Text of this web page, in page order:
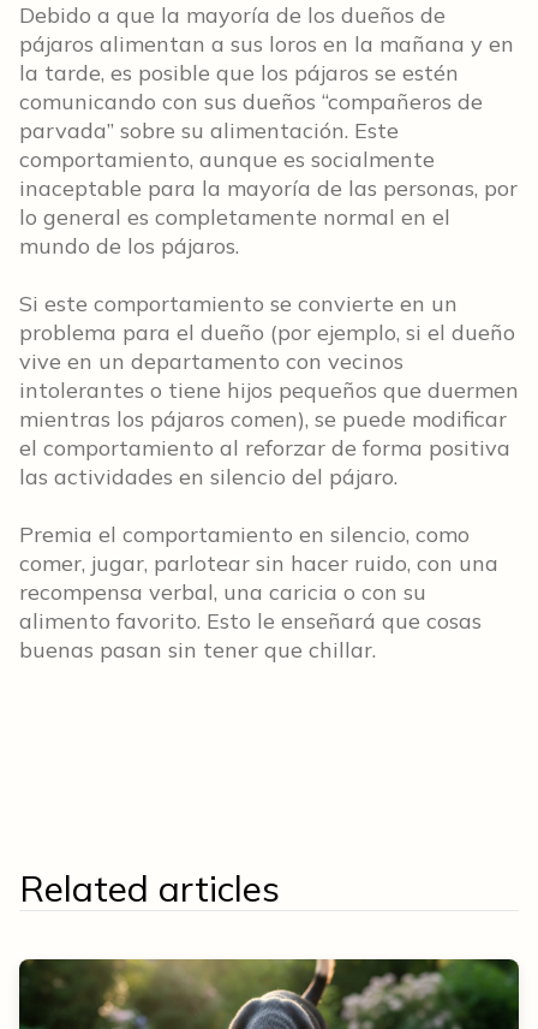
Debido a que la mayoría de los dueños de
pájaros alimentan a sus loros en la mañana y en
la tarde, es posible que los pájaros se estén
comunicando con sus dueños “compañeros de
parvada” sobre su alimentación. Este
comportamiento, aunque es socialmente
inaceptable para la mayoría de las personas, por
lo general es completamente normal en el
mundo de los pájaros.
Si este comportamiento se convierte en un
problema para el dueño (por ejemplo, si el dueño
vive en un departamento con vecinos
intolerantes o tiene hijos pequeños que duermen
mientras los pájaros comen), se puede modificar
el comportamiento al reforzar de forma positiva
las actividades en silencio del pájaro.
Premia el comportamiento en silencio, como
comer, jugar, parlotear sin hacer ruido, con una
recompensa verbal, una caricia o con su
alimento favorito. Esto le enseñará que cosas
buenas pasan sin tener que chillar.
Related articles